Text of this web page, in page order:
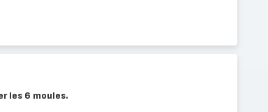
les 6 moules.